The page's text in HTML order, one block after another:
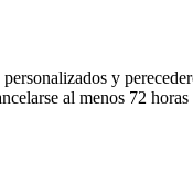
y
al menos 72